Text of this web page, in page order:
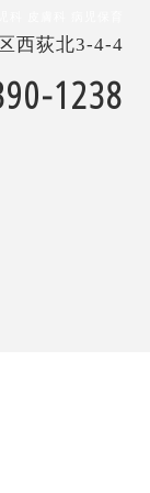
西荻北3-4-4
1238